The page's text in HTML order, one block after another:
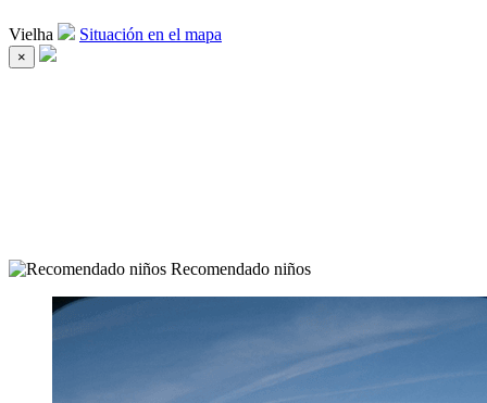
Vielha Situación en el mapa
×
Recomendado niños